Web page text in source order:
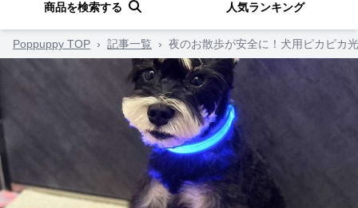
商品を検索する 人気ランキング
Poppuppy TOP › 記事一覧 › 夜のお散歩が安全に！犬用ピカピカ